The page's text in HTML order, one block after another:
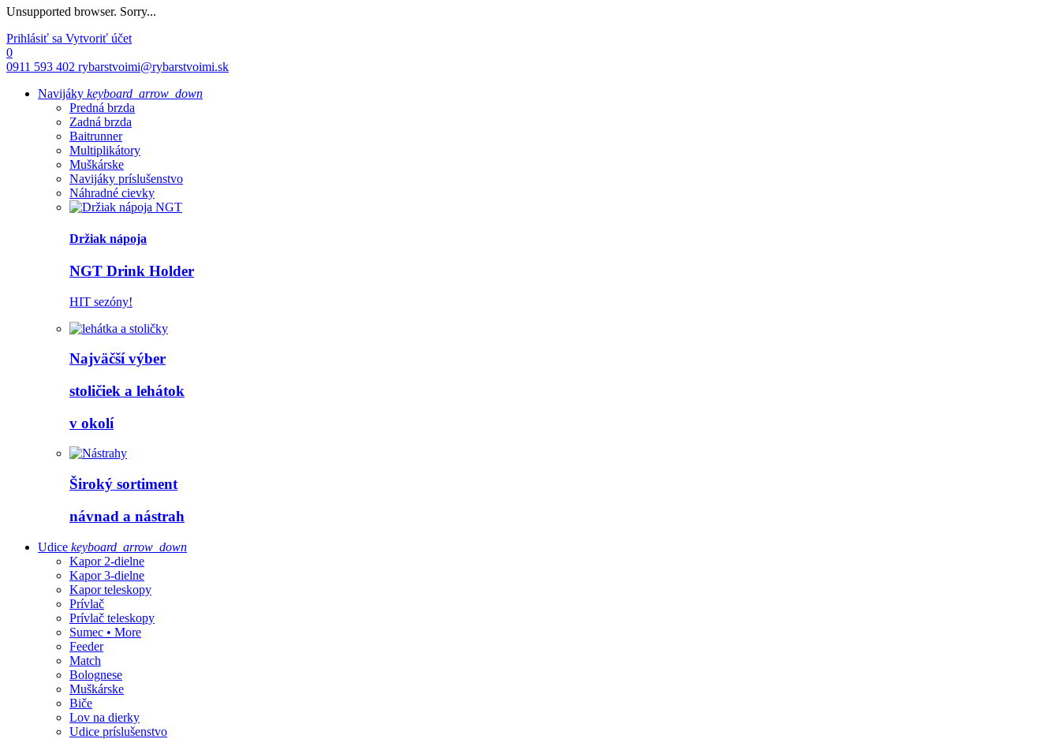
Unsupported browser. Sorry...
Prihlásiť sa Vytvoriť účet
0
0911 593 402 rybarstvoimi@rybarstvoimi.sk
Navijáky keyboard_arrow_down
Predná brzda
Zadná brzda
Baitrunner
Multiplikátory
Muškárske
Navijáky príslušenstvo
Náhradné cievky
Držiak nápoja
NGT Drink Holder
HIT sezóny!
Najväčší výber
stoličiek a lehátok
v okolí
Široký sortiment
návnad a nástrah
Udice keyboard_arrow_down
Kapor 2-dielne
Kapor 3-dielne
Kapor teleskopy
Prívlač
Prívlač teleskopy
Sumec • More
Feeder
Match
Bolognese
Muškárske
Biče
Lov na dierky
Udice príslušenstvo